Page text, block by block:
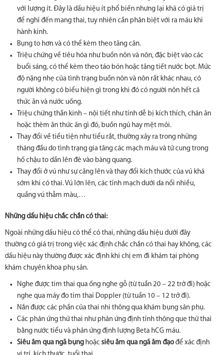
với lượng ít. Đây là dấu hiệu ít phổ biến nhưng lại khá có giá trị
để nghĩ đến mang thai, tuy nhiên cần phân biệt với ra máu khi
hành kinh.
Bụng to hơn và có thể kèm theo tăng cân.
Triệu chứng về tiêu hóa như buồn nôn và nôn, đặc biệt vào các
buổi sáng, có thể kèm theo táo bón hoặc tăng tiết nước bọt. Mức
độ nặng nhẹ của tình trạng buồn nôn và nôn rất khác nhau, có
người không có biểu hiện gì trong khi đó có người nôn hết cả
thức ăn và nước uống.
Triệu chứng thần kinh – nội tiết như tính dễ bị kích thích, chán ăn
hoặc thèm ăn thức ăn gì đó, buồn ngủ hay mệt mỏi.
Thay đổi về tiểu tiện như tiểu rắt, thường xảy ra trong những
tháng đầu do tình trạng gia tăng các mạch máu và tử cung trong
hố chậu to dần lên đè vào bàng quang.
Thay đổi ở vú như sự căng lên và thay đổi kích thước của vú khá
sớm khi có thai. Vú lớn lên, các tĩnh mạch dưới da nổi nhiều,
quầng vú thẫm màu,…
Những dấu hiệu chắc chắn có thai:
Ngoài những dấu hiệu có thể có thai, những dấu hiệu dưới đây
thường có giá trị trong việc xác định chắc chắn có thai hay không, các
dấu hiệu này thường được xác định khi chị em đi khám tại phòng
khám chuyên khoa phụ sản.
Nghe được tim thai qua ống nghe gỗ (từ tuần 20 – 22 trở đi) hoặc
nghe qua máy đo tim thai Doppler (từ tuần 10 – 12 trở đi).
Nắn được các phần của thai nhi thông qua khám bụng sản phụ.
Các phản ứng thử thai như phản ứng định tính thông que thử thai
bằng nước tiểu và phản ứng định lượng Beta hCG máu.
Siêu âm qua ngã bụng hoặc siêu âm qua ngã âm đạođể xác định